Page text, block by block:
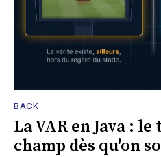
BACK
La VAR en Java :
champ dès qu'on